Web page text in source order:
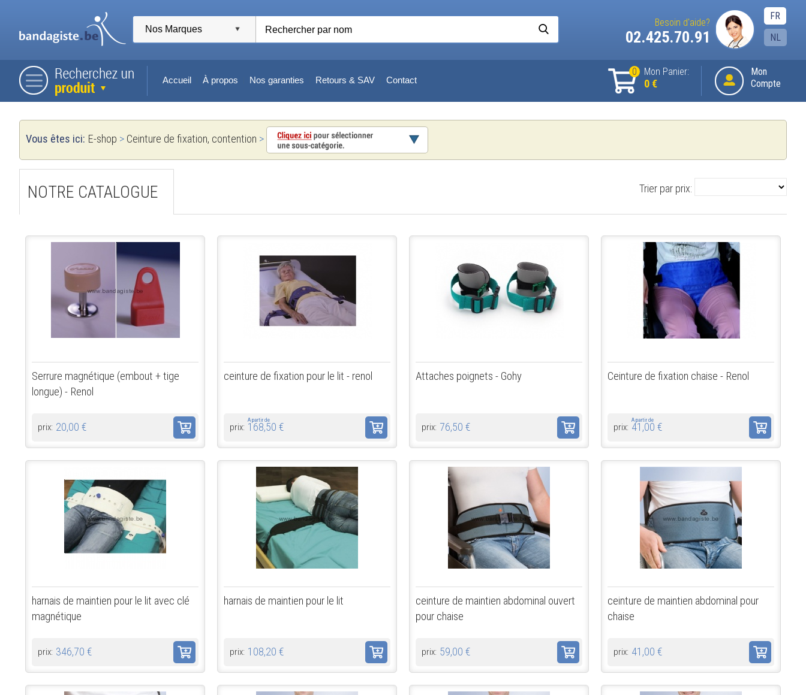
FR
NL
Besoin d'aide?
02.425.70.91
Mon
Compte
0 Mon Panier:
0 €
Accueil À propos Nos garanties Retours & SAV Contact
Vous êtes ici: E-shop > Ceinture de fixation, contention >
Trier par prix:
NOTRE CATALOGUE
Serrure magnétique (embout + tige
longue) - Renol
prix: 20,00 €
ceinture de fixation pour le lit - renol
prix:
A partir de
168,50 €
Attaches poignets - Gohy
prix: 76,50 €
Ceinture de fixation chaise - Renol
prix:
A partir de
41,00 €
harnais de maintien pour le lit avec clé
magnétique
prix: 346,70 €
harnais de maintien pour le lit
prix: 108,20 €
ceinture de maintien abdominal ouvert
pour chaise
prix: 59,00 €
ceinture de maintien abdominal pour
chaise
prix: 41,00 €